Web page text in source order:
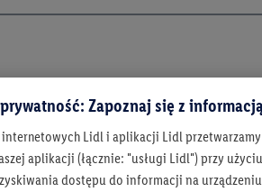
Zapoznaj się z
Lidl i aplikacji Lidl
aplikacji (łącznie: "usługi Lidl") przy
dostępu do informacji na